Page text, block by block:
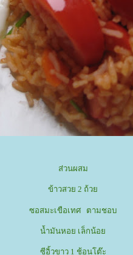
ส่วนผสม
ข้าวสวย 2 ถ้ว
ซอสมะเขือเทศ ตามชอบ
น้ำมันหอย เล็กน้อ
ซีอิ้วขาว 1 ช้อนโต๊ะ